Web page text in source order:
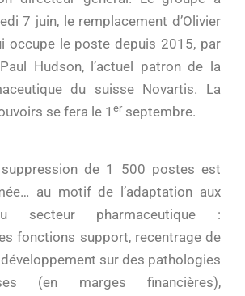
7 juin, le remplacement d’Olivier
occupe le poste depuis 2015, par
Hudson, l’actuel patron de la
du suisse Novartis. La
se fera le 1 erseptembre.
de 1 500 postes est
au motif de l’adaptation aux
secteur pharmaceutique :
fonctions support, recentrage de
développement sur des pathologies
(en marges financières),